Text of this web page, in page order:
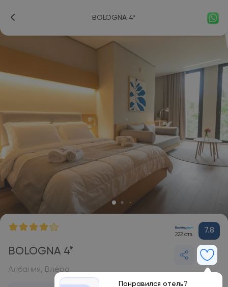
BOLOGNA 4*
222 отз. 7.8
BOLOGNA 4*
Понравился отель?
Албания, Влёра